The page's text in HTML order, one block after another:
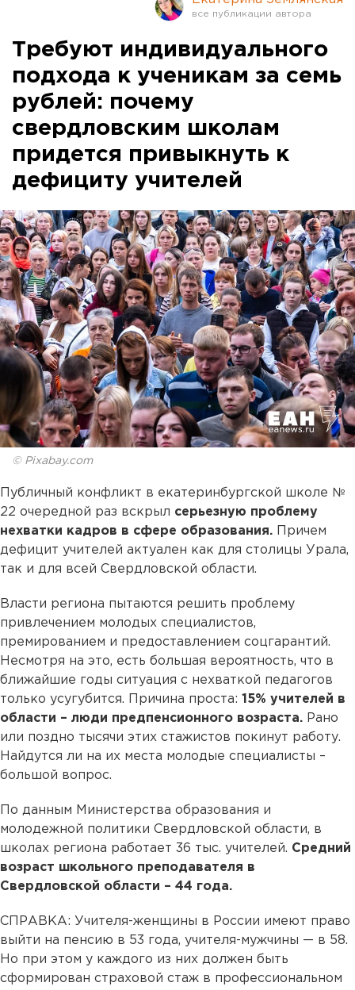
Требуют индивидуального
подхода к ученикам за семь
рублей: почему
свердловским школам
придется привыкнуть к
дефициту учителей
© Pixabay.com
Публичный конфликт в екатеринбургской школе №
22 очередной раз вскрыл серьезную проблему
нехватки кадров в сфере образования.
Причем
дефицит учителей актуален как для столицы Урала,
так и для всей Свердловской области.
Власти региона пытаются решить проблему
привлечением молодых специалистов,
премированием и предоставлением соцгарантий.
Несмотря на это, есть большая вероятность, что в
ближайшие годы ситуация с нехваткой педагогов
только усугубится. Причина проста: 15% учителей в
области – люди предпенсионного возраста. Рано
или поздно тысячи этих стажистов покинут работу.
Найдутся ли на их места молодые специалисты –
большой вопрос.
По данным Министерства образования и
молодежной политики Свердловской области, в
школах региона работает 36 тыс. учителей. Средний
возраст школьного преподавателя в
Свердловской области – 44 года.
СПРАВКА: Учителя-женщины в России имеют право
выйти на пенсию в 53 года, учителя-мужчины — в 58.
Но при этом у каждого из них должен быть
сформирован страховой стаж в профессиональном